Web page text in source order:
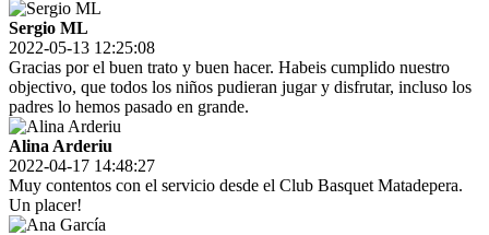
Sergio ML
2022-05-13 12:25:08
Gracias por el buen trato y buen hacer. Habeis cumplido nuestro
objectivo, que todos los niños pudieran jugar y disfrutar, incluso los
padres lo hemos pasado en grande.
Alina Arderiu
2022-04-17 14:48:27
Muy contentos con el servicio desde el Club Basquet Matadepera.
Un placer!